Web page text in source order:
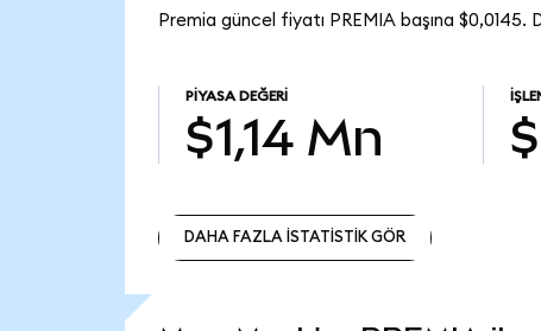
Premia güncel fiyatı PREMIA başına
PIYASA DEĞERI
$1,14 Mn
DAHA FAZLA İSTATİSTİK GÖR